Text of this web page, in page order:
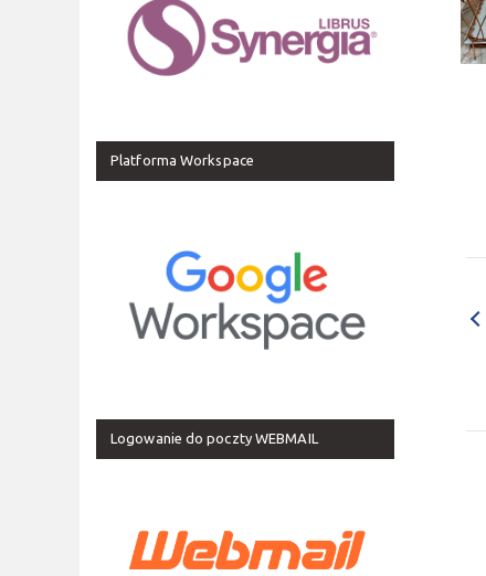
Platforma Workspace
Logowanie do poczty WEBMAIL